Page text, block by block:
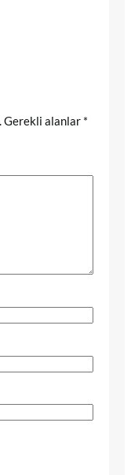
Gerekli alanlar *